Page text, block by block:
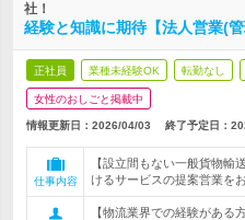
社！
経験と知識に期待【法人営業(
正社員 業種未経験OK 転勤なし
女性のおしごと掲載中
情報更新日：2026/04/03 終了予定日：
仕事内容
【設立間もない一般貨物輸
けるサービスの提案営業を
【物流業界での経験があ